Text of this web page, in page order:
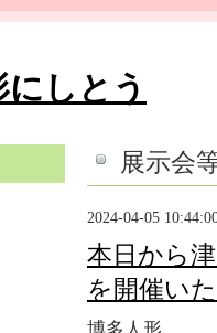
しとう
展示会
2024-04-05
本日から
を開催い